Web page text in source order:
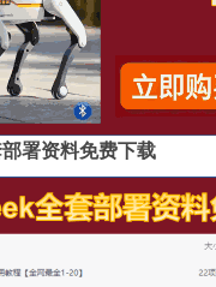
署资料免费下载